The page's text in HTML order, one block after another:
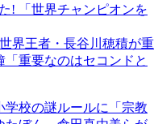
! 「世界チャンピオンを
界王者・長谷川穂積が重
重要なのはセコンドと
学校の謎ルールに「宗教